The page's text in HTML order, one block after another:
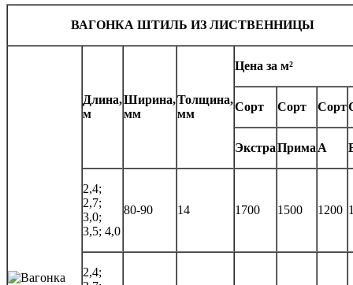
ВАГОНКА ШТИЛЬ ИЗ ЛИСТВЕННИЦЫ
Длина,
м
Ширина,
мм
Толщина,
мм
Цена за м²
Сорт Сорт Сорт
ЭкстраПрима А
2,4;
2,7;
3,0;
3,5; 4,0
80-90 14 1700 1500 1200
2,4;